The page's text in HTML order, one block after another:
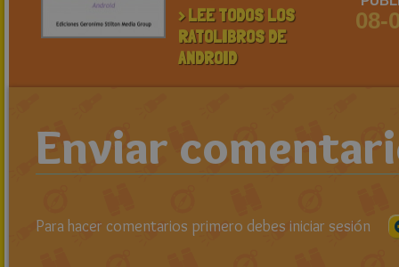
> LEE TODOS LOS
RATOLIBROS DE
ANDROID
08-
Enviar
Para hacer comentarios primero debes iniciar sesión